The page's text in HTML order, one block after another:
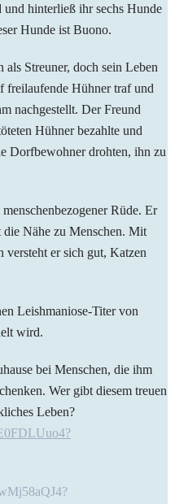
hinterließ ihr sechs Hunde
Hunde ist Buono.
Streuner, doch sein Leben
freilaufende Hühner traf und
nachgestellt. Der Freund
Hühner bezahlte und
Dorfbewohner drohten, ihn zu
Rüde. Er
Nähe zu Menschen. Mit
er sich gut, Katzen
Leishmaniose-Titer von
wird.
bei Menschen, die ihm
Wer gibt diesem treuen
Leben?